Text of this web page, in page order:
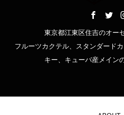
東京都江東区住吉のオー
フルーツカクテル、スタンダード
キー、キューバ産メイン